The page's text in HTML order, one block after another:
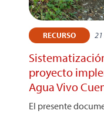
RECURSO
proyecto
Agua Vivo
El presente